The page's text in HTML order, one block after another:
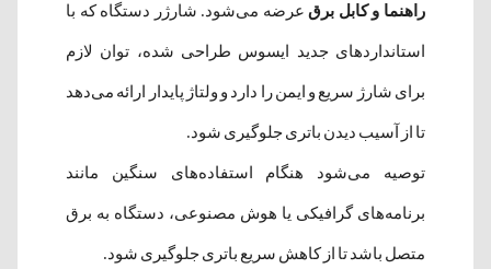
راهنما و کابل برق عرضه می‌شود. شارژر دستگاه که با
استانداردهای جدید ایسوس طراحی شده، توان لازم
برای شارژ سریع و ایمن را دارد و ولتاژ پایدار ارائه می‌دهد
تا از آسیب دیدن باتری جلوگیری شود.
توصیه می‌شود هنگام استفاده‌های سنگین مانند
برنامه‌های گرافیکی یا هوش مصنوعی، دستگاه به برق
متصل باشد تا از کاهش سریع باتری جلوگیری شود.